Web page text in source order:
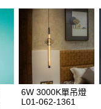
6W 3000K單吊燈
L01-062-1361